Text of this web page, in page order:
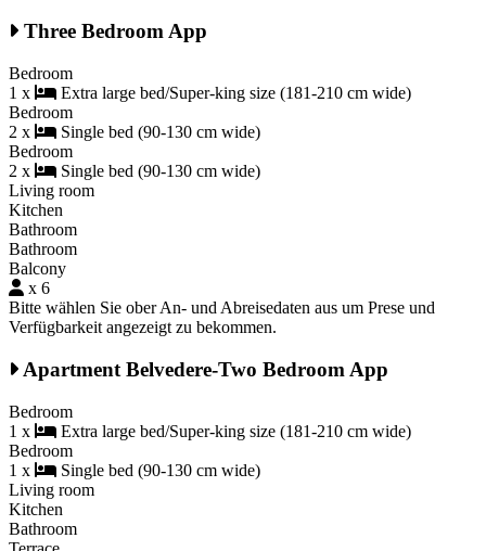
Three Bedroom App
Bedroom
1 x
Extra large bed/Super-king size (181-210 cm wide)
Bedroom
2 x
Single bed (90-130 cm wide)
Bedroom
2 x
Single bed (90-130 cm wide)
Living room
Kitchen
Bathroom
Bathroom
Balcony
x 6
Bitte wählen Sie ober An- und Abreisedaten aus um Prese und
Verfügbarkeit angezeigt zu bekommen.
Apartment Belvedere-Two Bedroom App
Bedroom
1 x
Extra large bed/Super-king size (181-210 cm wide)
Bedroom
1 x
Single bed (90-130 cm wide)
Living room
Kitchen
Bathroom